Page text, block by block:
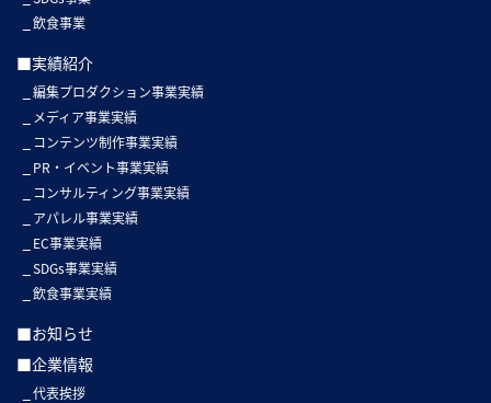
飲食事業
■実績紹介
編集プロダクション事業実績
メディア事業実績
コンテンツ制作事業実績
PR・イベント事業実績
コンサルティング事業実績
アパレル事業実績
EC事業実績
SDGs事業実績
飲食事業実績
■お知らせ
■企業情報
代表挨拶